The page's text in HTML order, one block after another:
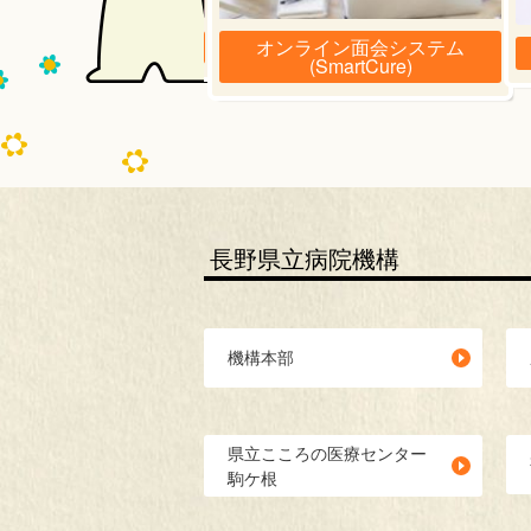
施設のご案内 オンライン面会システム
(SmartCure)
長野県立病院機構
機構本部
県立こころの医療センター
駒ケ根